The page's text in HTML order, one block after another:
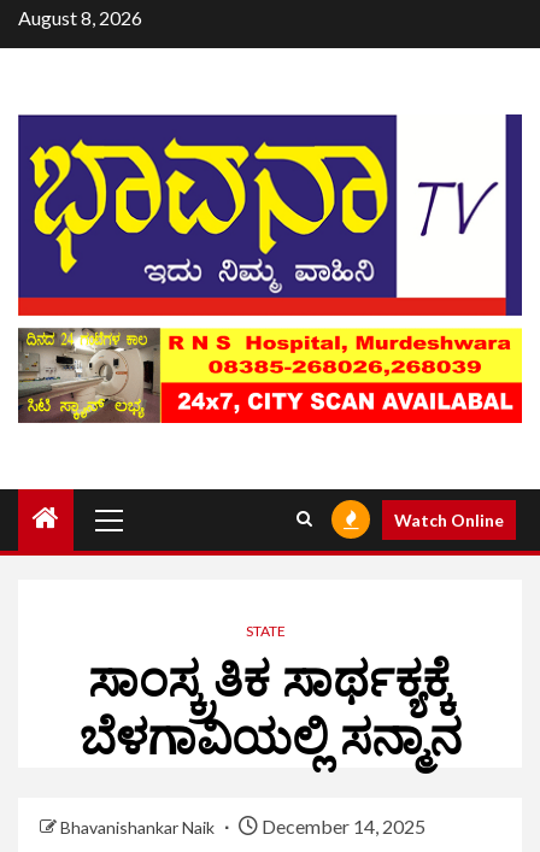
August 8, 2026
Watch Online
STATE
ಸಾಂಸ್ಕ್ರತಿಕ ಸಾರ್ಥಕ್ಯಕ್ಕೆ
ಬೆಳಗಾವಿಯಲ್ಲಿ ಸನ್ಮಾನ
Bhavanishankar Naik December 14, 2025